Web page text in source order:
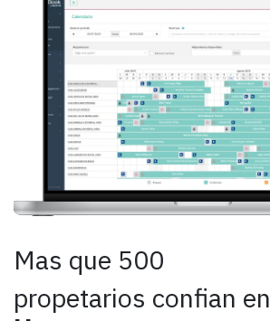
Mas que 500
propetarios confian en